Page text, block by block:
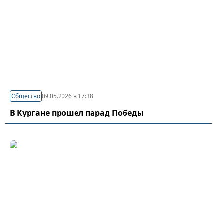
Общество09.05.2026 в 17:38
В Кургане прошел парад Победы